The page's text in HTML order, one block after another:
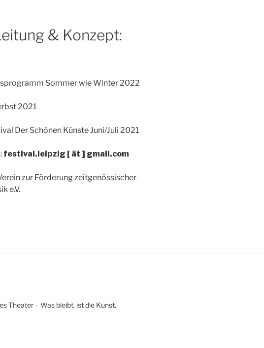
& Konzept:
Sommer wie Winter 2022
2021
Der Schönen Künste Juni/Juli 2021
festival.leipzig [ ät ] gmail.com
zur Förderung zeitgenössischer
e.V.
Theater – Was bleibt, ist die Kunst.